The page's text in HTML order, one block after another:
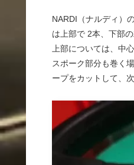
NARDI（ナルディ）
は上部で 2本、下部
上部については、中
スポーク部分も巻く
ープをカットして、